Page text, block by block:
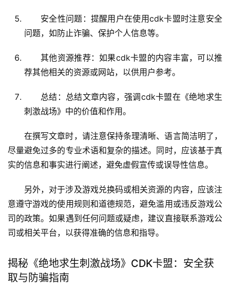
安全性问题：提醒用户在使用cdk卡盟时注意安全
问题，如防止诈骗、保护个人信息等。
其他资源推荐：如果cdk卡盟的内容丰富，可以推
荐其他相关的资源或网站，以供用户参考。
总结：总结文章内容，强调cdk卡盟在《绝地求生
刺激战场》中的价值和作用。
在撰写文章时，请注意保持条理清晰、语言简洁明了，
尽量避免过多的专业术语和复杂的描述。同时，应该基于真
实的信息和事实进行阐述，避免虚假宣传或误导性信息。
另外，对于涉及游戏兑换码或相关资源的内容，应该注
意遵守游戏的使用规则和道德规范，避免滥用或违反游戏公
司的政策。如果遇到任何问题或疑虑，建议直接联系游戏公
司或相关平台，以获得准确的信息和指导。
揭秘《绝地求生刺激战场》CDK卡盟：安全获
取与防骗指南